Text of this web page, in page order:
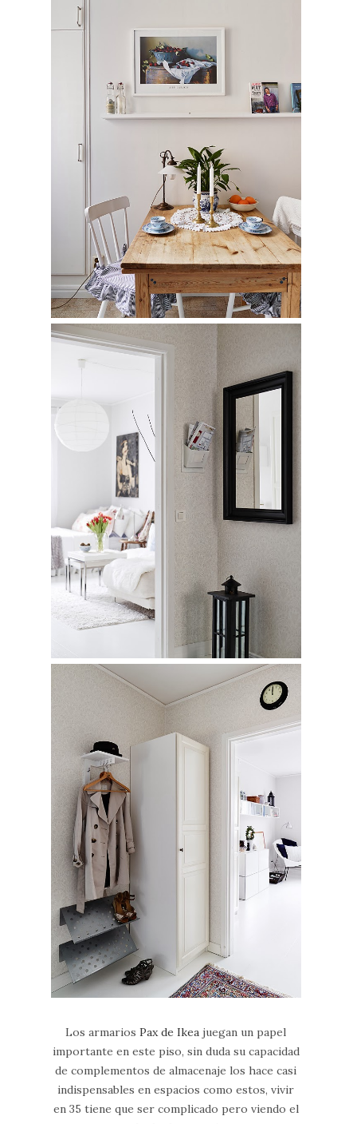
Los armarios Pax de Ikea juegan un papel
importante en este piso, sin duda su capacidad
de complementos de almacenaje los hace casi
indispensables en espacios como estos, vivir
en 35 tiene que ser complicado pero viendo el